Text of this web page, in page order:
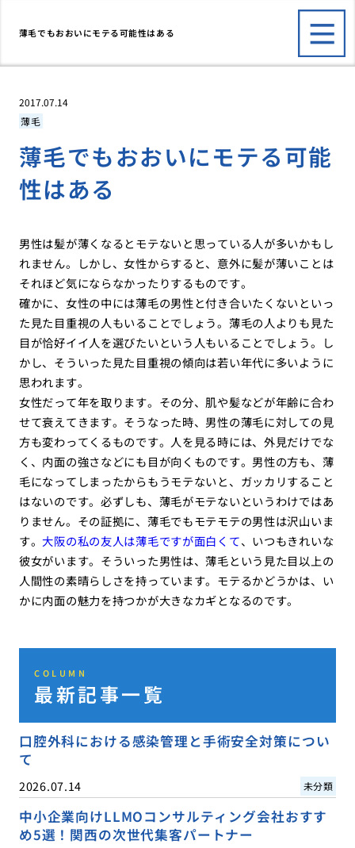
薄毛でもおおいにモテる可能性はある
2017.07.14
薄毛
薄毛でもおおいにモテる可能
性はある
男性は髪が薄くなるとモテないと思っている人が多いかもし
れません。しかし、女性からすると、意外に髪が薄いことは
それほど気にならなかったりするものです。
確かに、女性の中には薄毛の男性と付き合いたくないといっ
た見た目重視の人もいることでしょう。薄毛の人よりも見た
目が恰好イイ人を選びたいという人もいることでしょう。し
かし、そういった見た目重視の傾向は若い年代に多いように
思われます。
女性だって年を取ります。その分、肌や髪などが年齢に合わ
せて衰えてきます。そうなった時、男性の薄毛に対しての見
方も変わってくるものです。人を見る時には、外見だけでな
く、内面の強さなどにも目が向くものです。男性の方も、薄
毛になってしまったからもうモテないと、ガッカリすること
はないのです。必ずしも、薄毛がモテないというわけではあ
りません。その証拠に、薄毛でもモテモテの男性は沢山いま
す。大阪の私の友人は薄毛ですが面白くて、いつもきれいな
彼女がいます。そういった男性は、薄毛という見た目以上の
人間性の素晴らしさを持っています。モテるかどうかは、い
かに内面の魅力を持つかが大きなカギとなるのです。
COLUMN
最新記事一覧
口腔外科における感染管理と手術安全対策につい
て
2026.07.14 未分類
中小企業向けLLMOコンサルティング会社おすす
め5選！関西の次世代集客パートナー